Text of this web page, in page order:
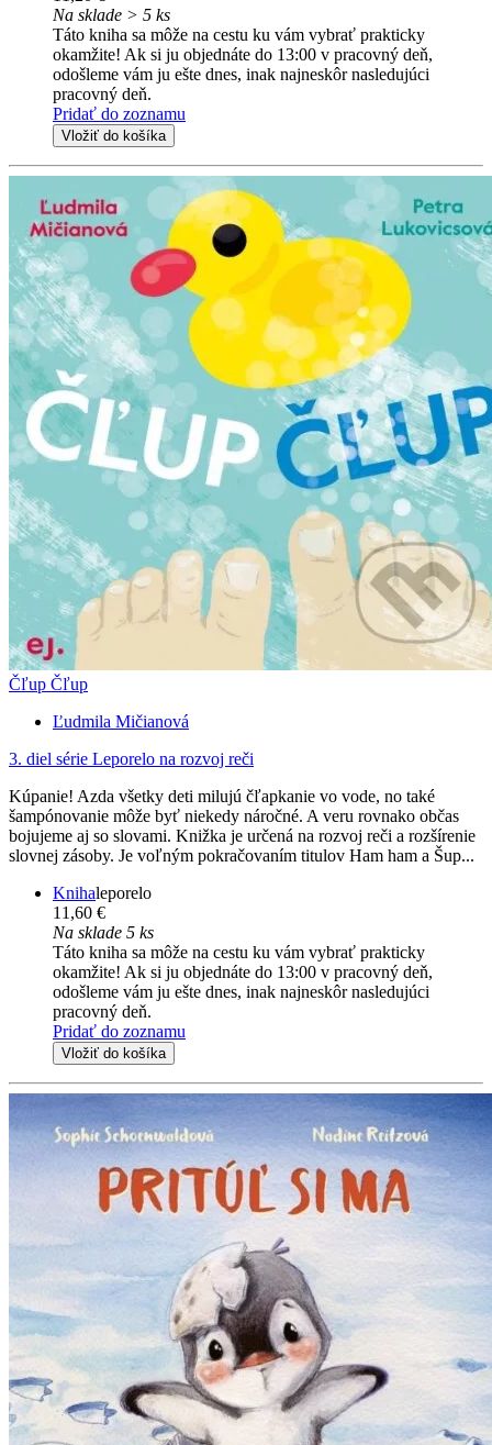
Na sklade > 5 ks
Táto kniha sa môže na cestu ku vám vybrať prakticky
okamžite! Ak si ju objednáte do 13:00 v pracovný deň,
odošleme vám ju ešte dnes, inak najneskôr nasledujúci
pracovný deň.
Pridať do zoznamu
Vložiť do košíka
Čľup Čľup
Ľudmila Mičianová
3. diel série Leporelo na rozvoj reči
Kúpanie! Azda všetky deti milujú čľapkanie vo vode, no také
šampónovanie môže byť niekedy náročné. A veru rovnako občas
bojujeme aj so slovami. Knižka je určená na rozvoj reči a rozšírenie
slovnej zásoby. Je voľným pokračovaním titulov Ham ham a Šup...
Knihaleporelo
11,60 €
Na sklade 5 ks
Táto kniha sa môže na cestu ku vám vybrať prakticky
okamžite! Ak si ju objednáte do 13:00 v pracovný deň,
odošleme vám ju ešte dnes, inak najneskôr nasledujúci
pracovný deň.
Pridať do zoznamu
Vložiť do košíka